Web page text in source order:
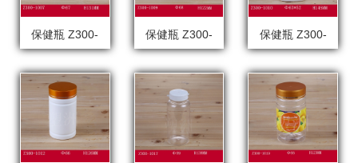
保健瓶 Z300- 保健瓶 Z300- 保健瓶 Z300-